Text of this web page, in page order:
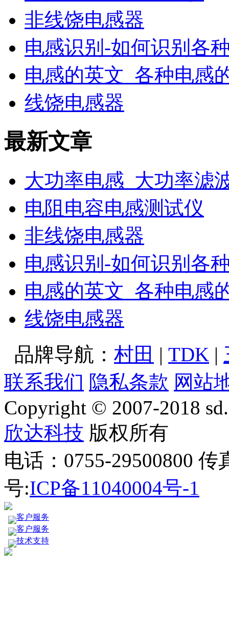
非线饶电感器
电感识别-如何识别各
电感的英文_各种电感
线饶电感器
最新文章
大功率电感_大功率滤
电阻电容电感测试仪
非线饶电感器
电感识别-如何识别各
电感的英文_各种电感
线饶电感器
品牌导航： 村田 | TDK |
联系我们 隐私条款 网站
Copyright © 2007-2018
欣达科技 版权所有
电话：0755-29500800 传
号:ICP备11040004号-1
客户服务
客户服务
技术支持